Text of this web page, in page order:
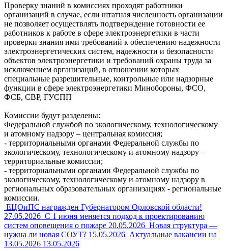
Проверку знаний в комиссиях проходят работники
организаций в случае, если штатная численность организации
не позволяет осуществлять подтверждение готовности ее
работников к работе в сфере электроэнергетики в части
проверки знания ими требований к обеспечению надежности
электроэнергетических систем, надежности и безопасности
объектов электроэнергетики и требований охраны труда за
исключением организаций, в отношении которых
специальные разрешительные, контрольные ‎или надзорные
функции в сфере электроэнергетики Минобороны, ФСО,
ФСБ, СВР, ГУСПП
Комиссии будут разделены:
Федеральной службой по экологическому, технологическому
‎и атомному надзору – центральная комиссия;
- территориальными органами Федеральной службы по
экологическому, технологическому и атомному надзору –
территориальные комиссии;
- территориальными органами Федеральной службы по
экологическому, технологическому и атомному надзору в
региональных образовательных организациях - региональные
комиссии.
ЕЦОиПС награжден Губернатором Орловской области!
27.05.2026 С 1 июня меняется подход к проектированию
систем оповещения о пожаре 20.05.2026 Новая структура —
нужна ли новая СОУТ? 15.05.2026 Актуальные вакансии на
13.05.2026 13.05.2026